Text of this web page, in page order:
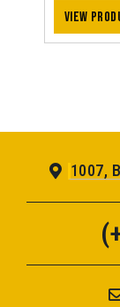
View
1007,